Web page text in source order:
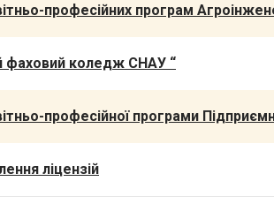
професійних програм
фаховий коледж СНАУ “
професійної програми
ліцензій